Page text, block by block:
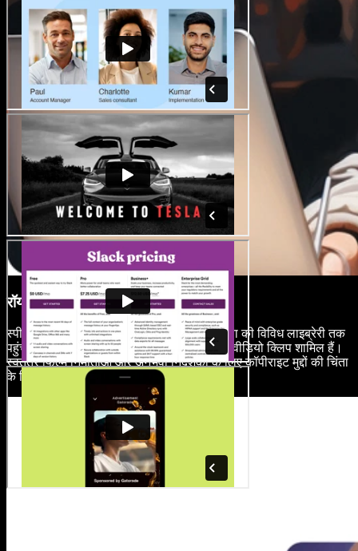
रॉयल्टी-फ्री मीडिया लाइब्रेरी
स्पीचिफाई स्टूडियो के माध्यम से रॉयल्टी-फ्री मीडिया की विविध लाइब्रेरी तक
पहुंचें, जिसमें मुफ्त संगीत, ध्वनि प्रभाव, छवियां, और वीडियो क्लिप शामिल हैं।
स्वतंत्र फिल्म निर्माताओं और अनुभवी निर्देशकों के लिए कॉपीराइट मुद्दों की चिंता
के बिना अपने उत्पादन मूल्य को बढ़ाएं।